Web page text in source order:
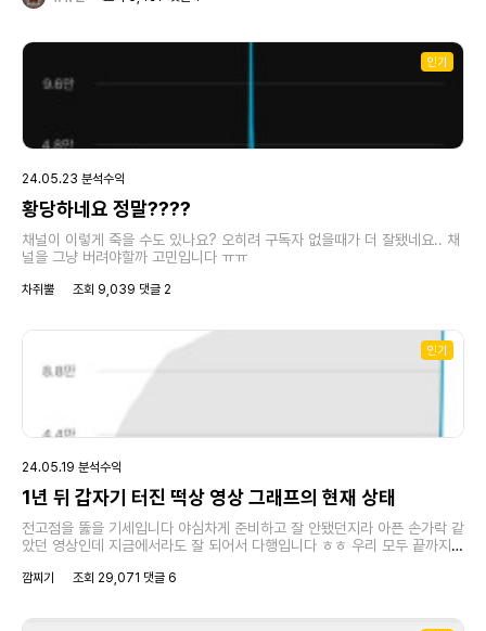
인기
24.05.23 분석수익
황당하네요 정말????
채널이 이렇게 죽을 수도 있나요? 오히려 구독자 없을때가 더 잘됐네요.. 채
널을 그냥 버려야할까 고민입니다 ㅠㅠ
차쥐뿔 조회 9,039 댓글 2
인기
24.05.19 분석수익
1년 뒤 갑자기 터진 떡상 영상 그래프의 현재 상태
전고점을 뚫을 기세입니다 야심차게 준비하고 잘 안됐던지라 아픈 손가락 같
았던 영상인데 지금에서라도 잘 되어서 다행입니다 ㅎㅎ 우리 모두 끝까지
깜찌기 조회 29,071 댓글 6